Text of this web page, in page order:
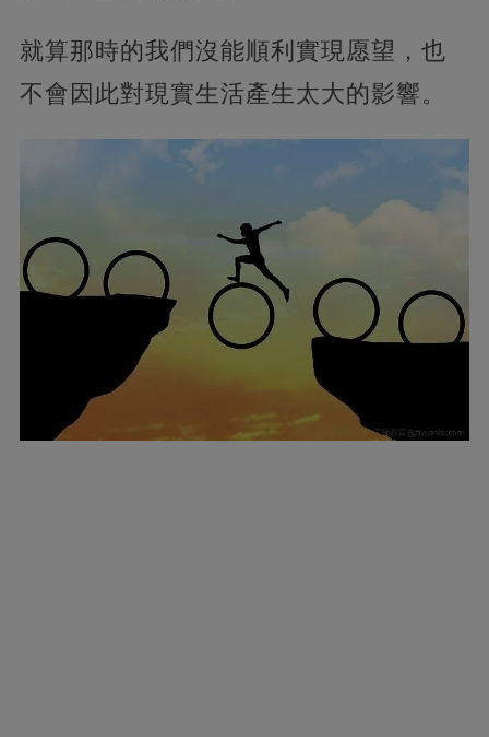
就算那時的我們沒能順利實現愿望，也
不會因此對現實生活產生太大的影響。